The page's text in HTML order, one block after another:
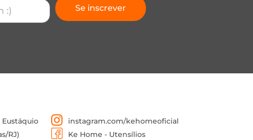
Se inscrever
RJ)
instagram.com/kehomeoficial
Ke Home - Utensílios